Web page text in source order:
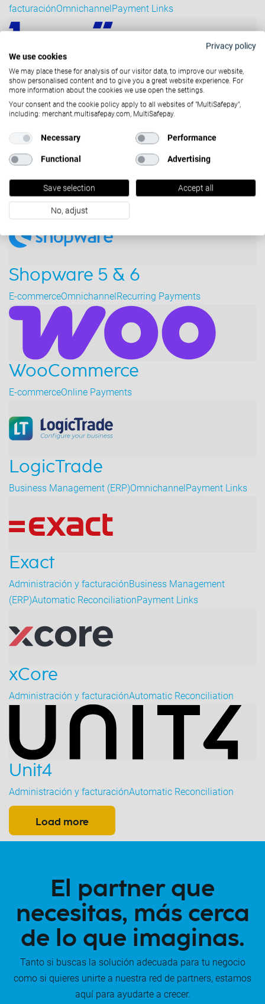
facturaciónOmnichannelPayment Links
Hyvä React
E-commerceOnline Payments
PWA Studio
E-commerceOnline Payments
Shopware 5 & 6
E-commerceOmnichannelRecurring Payments
WooCommerce
E-commerceOnline Payments
LogicTrade
Business Management (ERP)OmnichannelPayment Links
Exact
Administración y facturaciónBusiness Management
(ERP)Automatic ReconciliationPayment Links
xCore
Administración y facturaciónAutomatic Reconciliation
Unit4
Administración y facturaciónAutomatic Reconciliation
Load more
El partner que
necesitas, más cerca
de lo que imaginas.
Tanto si buscas la solución adecuada para tu negocio
como si quieres unirte a nuestra red de partners, estamos
aquí para ayudarte a crecer.
Privacy policy
We use cookies
We may place these for analysis of our visitor data, to improve our website,
show personalised content and to give you a great website experience. For
more information about the cookies we use open the settings.
Your consent and the cookie policy apply to all websites of "MultiSafepay",
including: merchant.multisafepay.com, MultiSafepay.
Necessary Performance
Functional Advertising
Save selection Accept all
No, adjust